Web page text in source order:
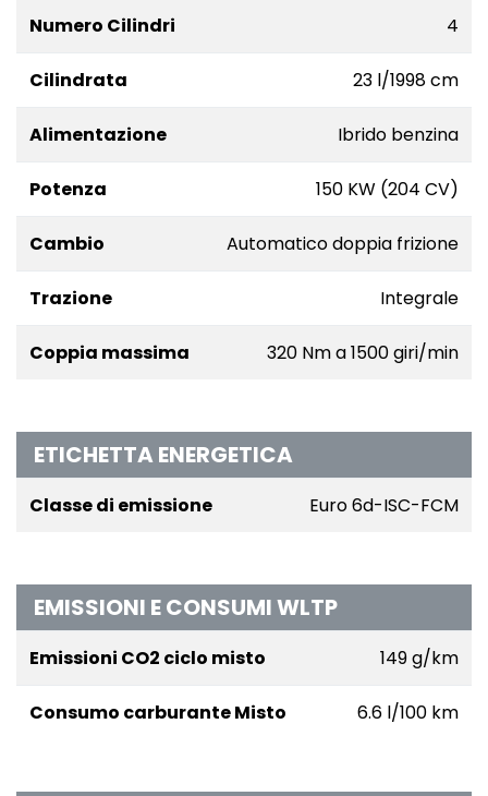
Numero Cilindri 4
Cilindrata 23 l/1998 cm
Alimentazione Ibrido benzina
Potenza 150 KW (204 CV)
Cambio Automatico doppia frizione
Trazione Integrale
Coppia massima 320 Nm a 1500 giri/min
ETICHETTA ENERGETICA
Classe di emissione Euro 6d-ISC-FCM
EMISSIONI E CONSUMI WLTP
Emissioni CO2 ciclo misto 149 g/km
Consumo carburante Misto 6.6 l/100 km